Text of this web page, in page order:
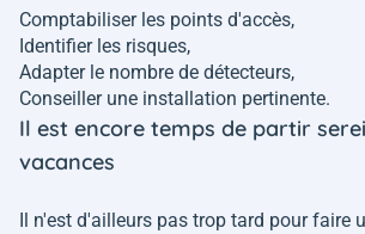
Comptabiliser les points d'accès,
Identifier les risques,
Adapter le nombre de détecteurs,
Conseiller une installation pertinente.
Il est encore temps de partir
vacances
Il n'est d'ailleurs pas trop tard pour faire